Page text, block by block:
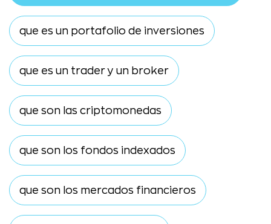
que es un portafolio de inversiones
que es un trader y un broker
que son las criptomonedas
que son los fondos indexados
que son los mercados financieros